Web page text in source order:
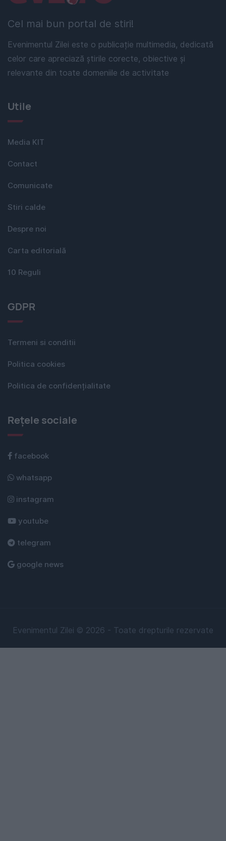
Cel mai bun portal de stiri!
Evenimentul Zilei este o publicație multimedia, dedicată
celor care apreciază știrile corecte, obiective și
relevante din toate domeniile de activitate
Utile
Media KIT
Contact
Comunicate
Stiri calde
Despre noi
Carta editorială
10 Reguli
GDPR
Termeni si conditii
Politica cookies
Politica de confidențialitate
Rețele sociale
facebook
whatsapp
instagram
youtube
telegram
google news
Evenimentul Zilei © 2026 - Toate drepturile rezervate